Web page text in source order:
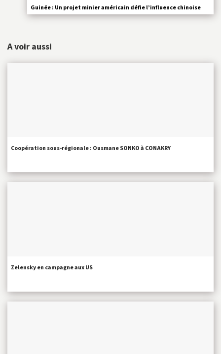
Guinée : Un projet minier américain défie l’influence chinoise
A voir aussi
Coopération sous-régionale : Ousmane SONKO à CONAKRY
Zelensky en campagne aux US